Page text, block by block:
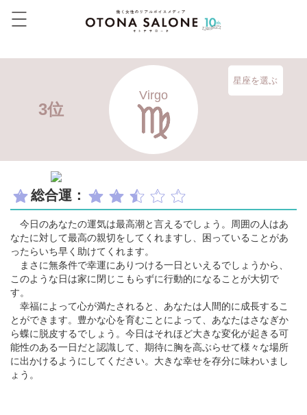
3位
Virgo
星座を選ぶ
総合運：
今日のあなたの運気は最高潮と言えるでしょう。周囲の人はあ
なたに対して最高の親切をしてくれますし、困っていることがあ
ったらいち早く助けてくれます。
まさに無条件で幸運にありつける一日といえるでしょうから、
このような日は家に閉じこもらずに行動的になることが大切で
す。
幸福によって心が満たされると、あなたは人間的に成長するこ
とができます。豊かな心を育むことによって、あなたはさなぎか
ら蝶に脱皮するでしょう。今日はそれほど大きな変化が起きる可
能性のある一日だと認識して、期待に胸を高ぶらせて様々な場所
に出かけるようにしてください。大きな幸せを存分に味わいまし
ょう。